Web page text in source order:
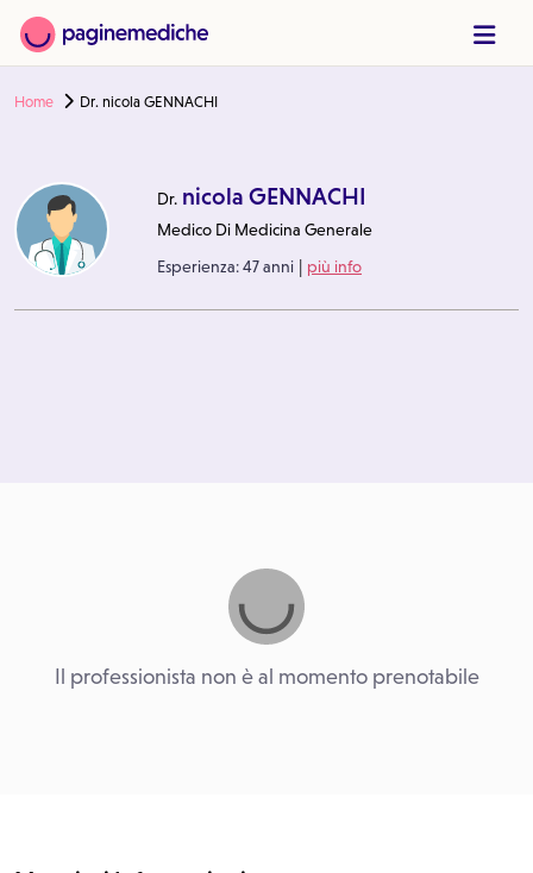
Home Dr. nicola GENNACHI
Dr. nicola GENNACHI
Medico Di Medicina Generale
Esperienza:47 anni | più info
Il professionista non è al momento prenotabile